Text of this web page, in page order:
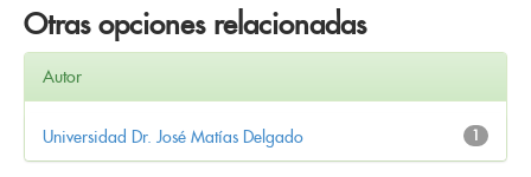
Otras opciones relacionadas
Autor
1
Universidad Dr. José Matías Delgado